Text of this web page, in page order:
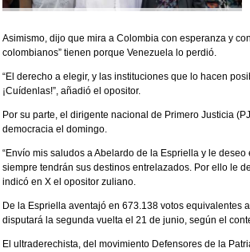
Asimismo, dijo que mira a Colombia con esperanza y
colombianos” tienen porque Venezuela lo perdió.
“El derecho a elegir, y las instituciones que lo hacen
¡Cuídenlas!”, añadió el opositor.
Por su parte, el dirigente nacional de Primero Justicia
democracia el domingo.
“Envío mis saludos a Abelardo de la Espriella y le
siempre tendrán sus destinos entrelazados. Por ello le
indicó en X el opositor zuliano.
De la Espriella aventajó en 673.138 votos equivalentes
disputará la segunda vuelta el 21 de junio, según el
El ultraderechista, del movimiento Defensores de la